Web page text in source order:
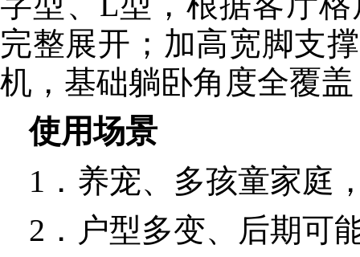
完整展开；加高宽脚支
机，基础躺卧角度全覆
使用场景
1．养宠、多孩童家庭
2．户型多变、后期可